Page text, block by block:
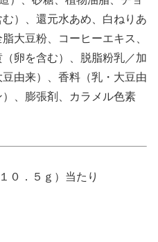
）、還元水あめ、白ねりあ
大豆粉、コーヒーエキス、
卵を含む）、脱脂粉乳／加
由来）、香料（乳・大豆由
、膨張剤、カラメル色素
０．５ｇ）当たり